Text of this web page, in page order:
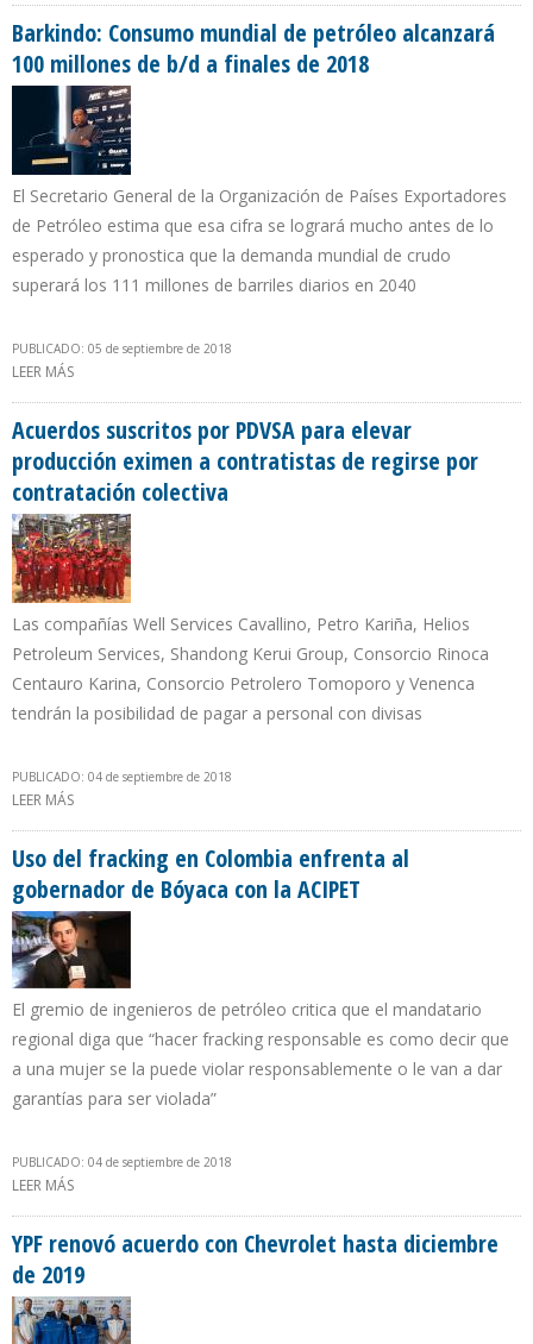
Barkindo: Consumo mundial de petróleo alcanzará
100 millones de b/d a finales de 2018
El Secretario General de la Organización de Países Exportadores
de Petróleo estima que esa cifra se logrará mucho antes de lo
esperado y pronostica que la demanda mundial de crudo
superará los 111 millones de barriles diarios en 2040
PUBLICADO: 05 de septiembre de 2018
LEER MÁS
Acuerdos suscritos por PDVSA para elevar
producción eximen a contratistas de regirse por
contratación colectiva
Las compañías Well Services Cavallino, Petro Kariña, Helios
Petroleum Services, Shandong Kerui Group, Consorcio Rinoca
Centauro Karina, Consorcio Petrolero Tomoporo y Venenca
tendrán la posibilidad de pagar a personal con divisas
PUBLICADO: 04 de septiembre de 2018
LEER MÁS
CONTRATACIÓN COLECTIVA
Uso del fracking en Colombia enfrenta al
gobernador de Bóyaca con la ACIPET
El gremio de ingenieros de petróleo critica que el mandatario
regional diga que “hacer fracking responsable es como decir que
a una mujer se la puede violar responsablemente o le van a dar
garantías para ser violada”
PUBLICADO: 04 de septiembre de 2018
LEER MÁS
YPF renovó acuerdo con Chevrolet hasta diciembre
de 2019